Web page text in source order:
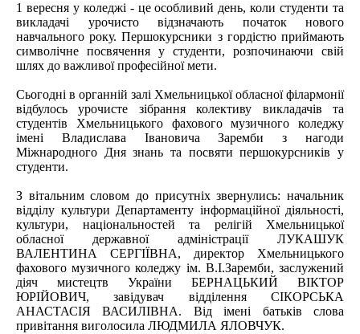
1 вересня у коледжі - це особливий день, коли студенти та
викладачі урочисто відзначають початок нового
навчального року. Першокурсники з гордістю приймають
символічне посвячення у студенти, розпочинаючи свій
шлях до важливої професійної мети.
Сьогодні в органній залі Хмельницької обласної філармонії
відбулось урочисте зібрання колективу викладачів та
студентів Хмельницького фахового музичного коледжу
імені Владислава Івановича Заремби з нагоди
Міжнародного Дня знань та посвяти першокурсників у
студенти.
З вітальним словом до присутніх звернулись: начальник
відділу культури Департаменту інформаційної діяльності,
культури, національностей та релігій Хмельницької
обласної державної адміністрації ЛУКАШУК
ВАЛЕНТИНА СЕРГІЇВНА, директор Хмельницького
фахового музичного коледжу ім. В.І.Заремби, заслужений
діяч мистецтв України БЕРНАЦЬКИЙ ВІКТОР
ЮРІЙОВИЧ, завідувач відділення СІКОРСЬКА
АНАСТАСІЯ ВАСИЛІВНА. Від імені батьків слова
привітання виголосила ЛЮДМИЛА ЯЛОВЧУК.